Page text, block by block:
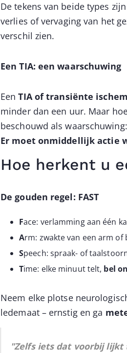
De tekens van beide types
verlies of vervaging van het
verschil zien.
Een TIA: een waarschuwing
EenTIA of transiënte
minder dan een uur. Maar
beschouwd als waarschuwing:
Er moet onmiddellijk actie
Hoe herkent u
De gouden regel: FAST
Face: verlamming aan één
Arm: zwakte van een arm of
Speech: spraak- of
Time: elke minuut telt, bel
Neem elke plotse
ledemaat – ernstig en ga
"Zelfs iets dat voorbij lijkt